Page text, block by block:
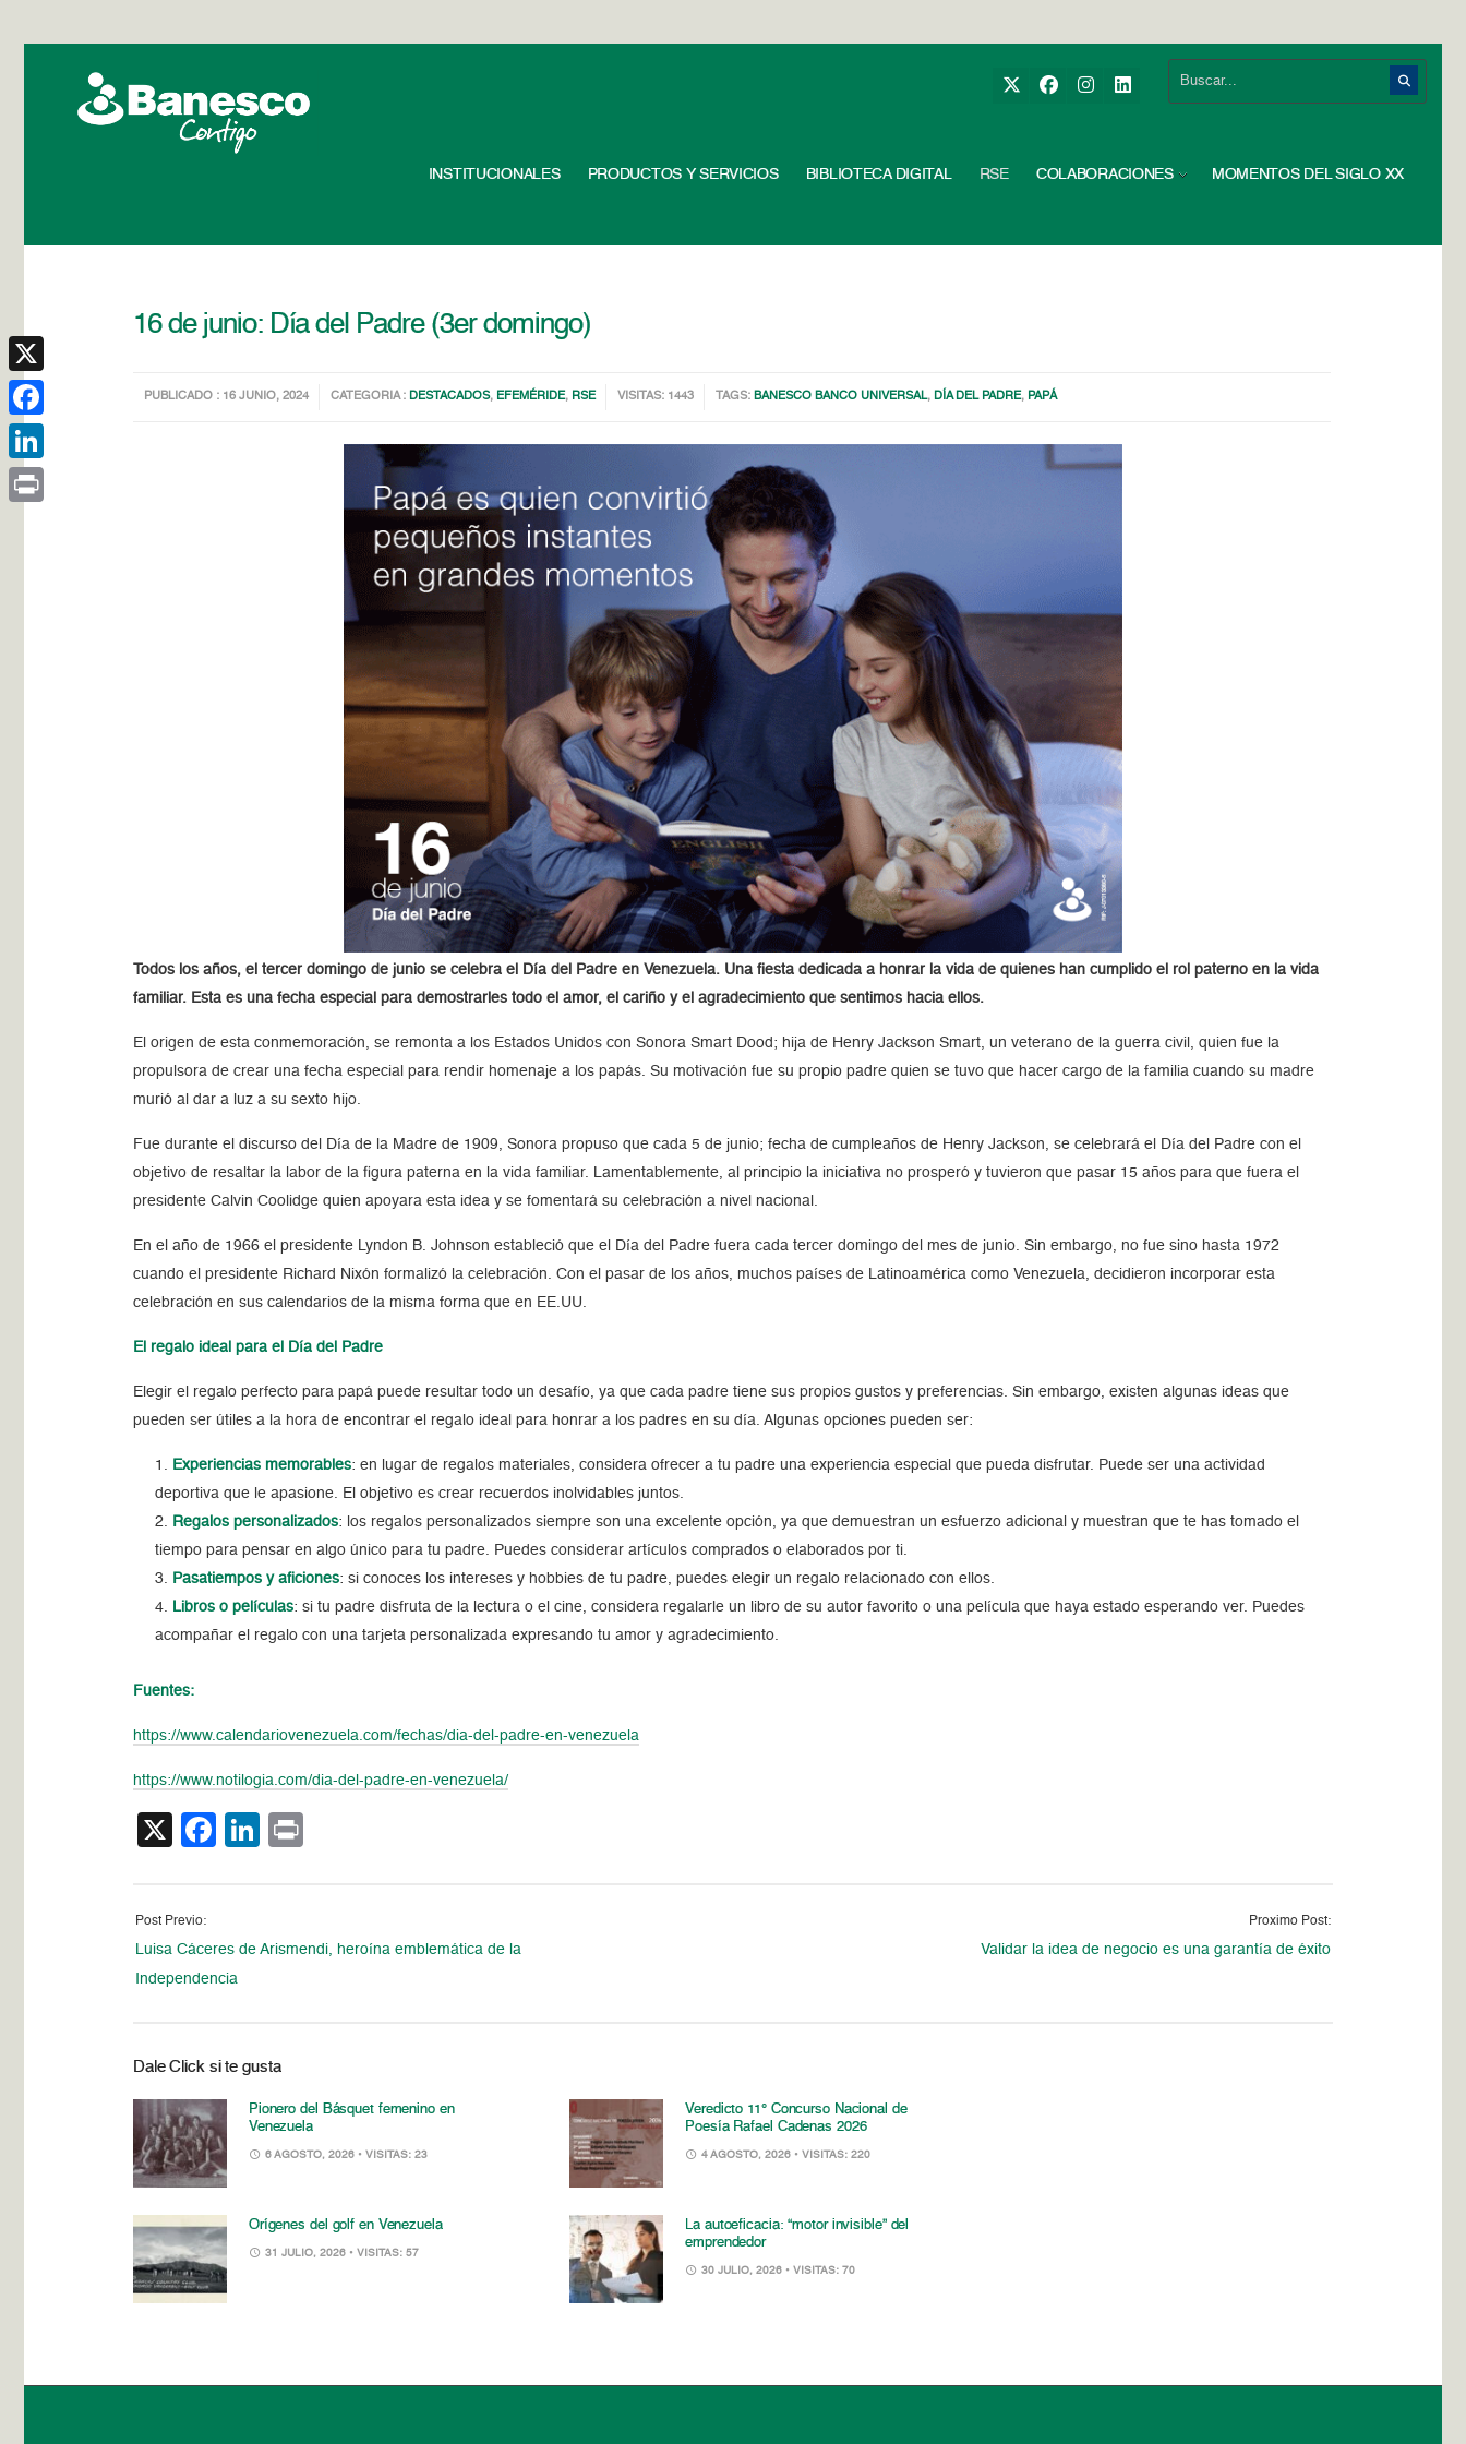
INSTITUCIONALES PRODUCTOS Y SERVICIOS BIBLIOTECA DIGITAL RSE COLABORACIONES MOMENTOS DEL SIGLO XX
16 de junio: Día del Padre (3er domingo)
PUBLICADO : 16 JUNIO, 2024 CATEGORIA : DESTACADOS, EFEMÉRIDE, RSE VISITAS: 1443 TAGS: BANESCO BANCO UNIVERSAL, DÍA DEL PADRE, PAPÁ
Todos los años, el tercer domingo de junio se celebra el Día del Padre en Venezuela. Una fiesta dedicada a honrar la vida de quienes han cumplido el rol paterno en la vida
familiar. Esta es una fecha especial para demostrarles todo el amor, el cariño y el agradecimiento que sentimos hacia ellos.
El origen de esta conmemoración, se remonta a los Estados Unidos con Sonora Smart Dood; hija de Henry Jackson Smart, un veterano de la guerra civil, quien fue la
propulsora de crear una fecha especial para rendir homenaje a los papás. Su motivación fue su propio padre quien se tuvo que hacer cargo de la familia cuando su madre
murió al dar a luz a su sexto hijo.
Fue durante el discurso del Día de la Madre de 1909, Sonora propuso que cada 5 de junio; fecha de cumpleaños de Henry Jackson, se celebrará el Día del Padre con el
objetivo de resaltar la labor de la figura paterna en la vida familiar. Lamentablemente, al principio la iniciativa no prosperó y tuvieron que pasar 15 años para que fuera el
presidente Calvin Coolidge quien apoyara esta idea y se fomentará su celebración a nivel nacional.
En el año de 1966 el presidente Lyndon B. Johnson estableció que el Día del Padre fuera cada tercer domingo del mes de junio. Sin embargo, no fue sino hasta 1972
cuando el presidente Richard Nixón formalizó la celebración. Con el pasar de los años, muchos países de Latinoamérica como Venezuela, decidieron incorporar esta
celebración en sus calendarios de la misma forma que en EE.UU.
El regalo ideal para el Día del Padre
Elegir el regalo perfecto para papá puede resultar todo un desafío, ya que cada padre tiene sus propios gustos y preferencias. Sin embargo, existen algunas ideas que
pueden ser útiles a la hora de encontrar el regalo ideal para honrar a los padres en su día. Algunas opciones pueden ser:
Experiencias memorables: en lugar de regalos materiales, considera ofrecer a tu padre una experiencia especial que pueda disfrutar. Puede ser una actividad
deportiva que le apasione. El objetivo es crear recuerdos inolvidables juntos.
Regalos personalizados: los regalos personalizados siempre son una excelente opción, ya que demuestran un esfuerzo adicional y muestran que te has tomado el
tiempo para pensar en algo único para tu padre. Puedes considerar artículos comprados o elaborados por ti.
Pasatiempos y aficiones: si conoces los intereses y hobbies de tu padre, puedes elegir un regalo relacionado con ellos.
Libros o películas: si tu padre disfruta de la lectura o el cine, considera regalarle un libro de su autor favorito o una película que haya estado esperando ver. Puedes
acompañar el regalo con una tarjeta personalizada expresando tu amor y agradecimiento.
Fuentes:
https://www.calendariovenezuela.com/fechas/dia-del-padre-en-venezuela
https://www.notilogia.com/dia-del-padre-en-venezuela/
X Facebook
LinkedIn
Post Previo:
Luisa Cáceres de Arismendi, heroína emblemática de la
Independencia
Proximo Post:
Validar la idea de negocio es una garantía de éxito
Dale Click si te gusta
Pionero del Básquet femenino en
Venezuela
6 AGOSTO, 2026 • VISITAS: 23
Veredicto 11° Concurso Nacional de
Poesía Rafael Cadenas 2026
4 AGOSTO, 2026 • VISITAS: 220
Orígenes del golf en Venezuela
31 JULIO, 2026 • VISITAS: 57
La autoeficacia: “motor invisible” del
emprendedor
30 JULIO, 2026 • VISITAS: 70
X
Facebook
LinkedIn